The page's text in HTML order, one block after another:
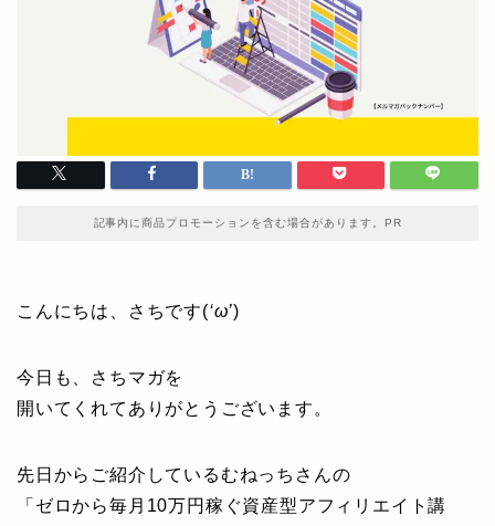
記事内に商品プロモーションを含む場合があります。PR
こんにちは、さちです(‘ω’)
今日も、さちマガを
開いてくれてありがとうございます。
先日からご紹介しているむねっちさんの
「ゼロから毎月10万円稼ぐ資産型アフィリエイト講